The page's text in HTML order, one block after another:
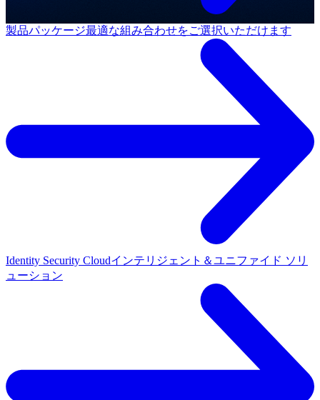
製品パッケージ最適な組み合わせをご選択いただけます
Identity Security Cloudインテリジェント＆ユニファイド ソリ
ューション